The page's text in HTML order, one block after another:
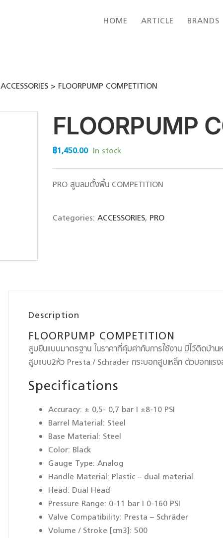
HOME ARTICLE BRANDS
ACCESSORIES FLOORPUMP COMPETITION
FLOORPUMP
฿1,450.00 In stock
PRO สูบลมตั้งพื้น COMPETITION
Categories: ACCESSORIES, PRO
Description
FLOORPUMP COMPETITION
สูบยืนแบบมาตรฐาน ในราคาที่คุ้มค่ากับการใช้งาน มีไว้ติดบ้า
สูบแบบ2หัว Presta / Schrader กระบอกสูบเหล็ก ตัวบอกแร
Specifications
Accuracy: ± 0,5- 0,7 bar I ±8-10 PSI
Barrel Material: Steel
Base Material: Steel
Color: Black
Gauge Type: Analog
Handle Material: Plastic – dual material
Head: Dual Head
Pressure Range: 0-11 bar I 0-160 PSI
Valve Compatibility: Presta – Schräder
Volume / Stroke [cm3]: 500